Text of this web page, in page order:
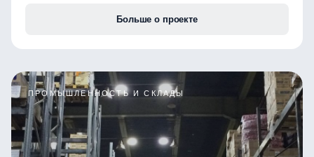
Больше о проекте
ПРОМЫШЛЕННОСТЬ И СКЛАДЫ